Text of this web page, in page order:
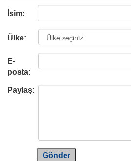
İsim:
Ülke:
E-
posta:
Paylaş:
Gönder